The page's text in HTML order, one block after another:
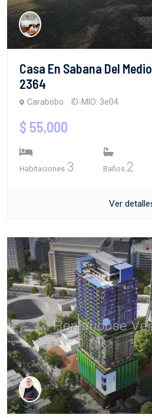
Casa En Sabana Del
2364
Carabobo ID-MIO: 3e04
$ 55,000
Habitaciones 3 Baños 2
Ver